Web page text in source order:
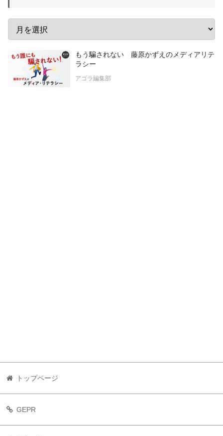
もう騙されない 藤原かずえのメディアリテ
ラシー
アゴラ編集部
トップページ
GEPR